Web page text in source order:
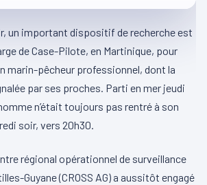
un important dispositif de recherche est
de Case-Pilote, en Martinique, pour
marin-pêcheur professionnel, dont la
par ses proches. Parti en mer jeudi
n’était toujours pas rentré à son
soir, vers 20h30.
régional opérationnel de surveillance
Guyane (CROSS AG) a aussitôt engagé